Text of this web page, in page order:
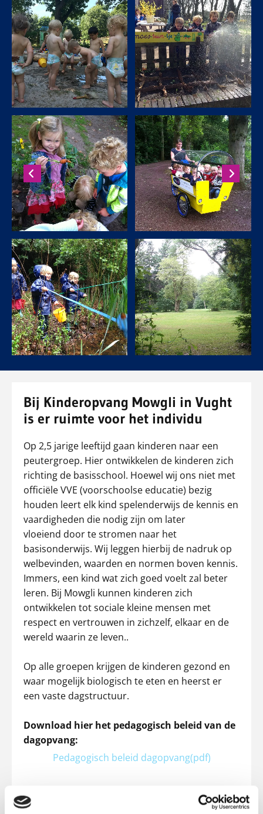
Bij Kinderopvang Mowgli in Vught
is er ruimte voor het individu
Op 2,5 jarige leeftijd gaan kinderen naar een
peutergroep. Hier ontwikkelen de kinderen zich
richting de basisschool. Hoewel wij ons niet met
officiële VVE (voorschoolse educatie) bezig
houden leert elk kind spelenderwijs de kennis en
vaardigheden die nodig zijn om later
vloeiend door te stromen naar het
basisonderwijs. Wij leggen hierbij de nadruk op
welbevinden, waarden en normen boven kennis.
Immers, een kind wat zich goed voelt zal beter
leren. Bij Mowgli kunnen kinderen zich
ontwikkelen tot sociale kleine mensen met
respect en vertrouwen in zichzelf, elkaar en de
wereld waarin ze leven..
Op alle groepen krijgen de kinderen gezond en
waar mogelijk biologisch te eten en heerst er
een vaste dagstructuur.
Download hier het pedagogisch beleid van de
dagopvang:
Pedagogisch beleid dagopvang(pdf)